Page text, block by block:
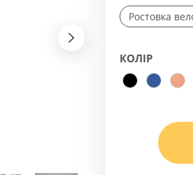
КОЛІР